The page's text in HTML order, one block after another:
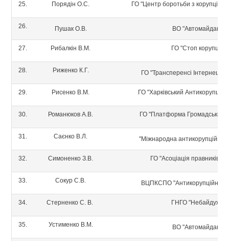
25. Порядін О.С. ГО "Центр боротьби з корупцією
26. Пушак О.В. ВО "Автомайдан"
27. Рибалкін В.М. ГО "Стоп корупції"
28. Риженко К.Г. ГО "Трансперенсі Інтернешнл
29. Рисенко В.М. ГО "Харківський
30. Романюков А.В. ГО "Платформа Громадський
31. Саєнко В.Л. "Міжнародна антикорупційна
32. Симоненко З.В. ГО "Асоціація правників
33. Сокур С.В. ВЦПКСПО "Антикорупційна
34. Стерненко С. В. ГНГО "Небайдужі"
35. Устименко В.М. ВО "Автомайдан"